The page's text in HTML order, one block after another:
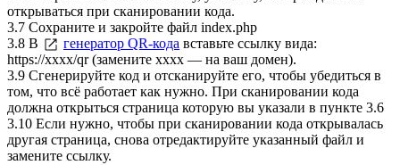
открываться при сканировании кода.
3.7 Сохраните и закройте файл index.php
3.8 В
генератор QR-кода вставьте ссылку вида:
https://xxxx/qr(замените xxxx — на ваш домен).
3.9 Сгенерируйте код и отсканируйте его, чтобы убедиться в
том, что всё работает как нужно. При сканировании кода
должна открыться страница которую вы указали в пункте 3.6
3.10 Если нужно, чтобы при сканировании кода открывалась
другая страница, снова отредактируйте указанный файл и
замените ссылку.